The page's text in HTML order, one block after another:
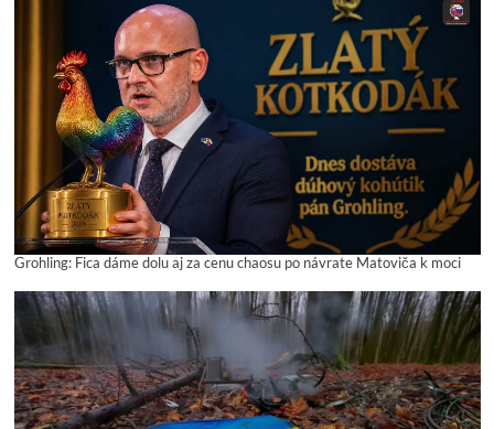
Grohling: Fica dáme dolu aj za cenu chaosu po návrate Matoviča k moci